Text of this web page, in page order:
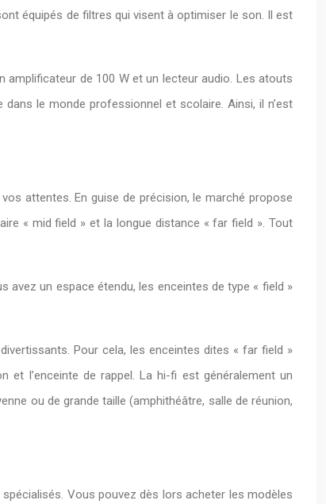
équipés de filtres qui visent à optimiser le son. Il est
amplificateur de 100 W et un lecteur audio. Les atouts
le monde professionnel et scolaire. Ainsi, il n’est
attentes. En guise de précision, le marché propose
« mid field » et la longue distance « far field ». Tout
avez un espace étendu, les enceintes de type « field »
Pour cela, les enceintes dites « far field »
et l’enceinte de rappel. La hi-fi est généralement un
ou de grande taille (amphithéâtre, salle de réunion,
Vous pouvez dès lors acheter les modèles